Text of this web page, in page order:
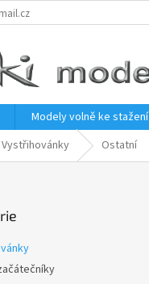
Modely volně ke stažení
Vystřihovánky Ostatní